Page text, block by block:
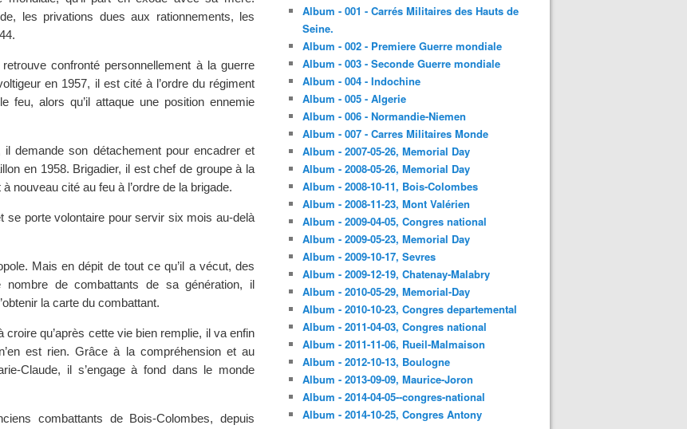
les privations dues aux rationnements, les
confronté personnellement à la guerre
en 1957, il est cité à l’ordre du régiment
feu, alors qu’il attaque une position ennemie
demande son détachement pour encadrer et
en 1958. Brigadier, il est chef de groupe à la
nouveau cité au feu à l’ordre de la brigade.
se porte volontaire pour servir six mois au-delà
Mais en dépit de tout ce qu’il a vécut, des
de combattants de sa génération, il
la carte du combattant.
qu’après cette vie bien remplie, il va enfin
est rien. Grâce à la compréhension et au
Claude, il s’engage à fond dans le monde
combattants de Bois-Colombes, depuis
Album - 001 - Carrés Militaires des Hauts de
Seine.
Album - 002 - Premiere Guerre mondiale
Album - 003 - Seconde Guerre mondiale
Album - 004 - Indochine
Album - 005 - Algerie
Album - 006 - Normandie-Niemen
Album - 007 - Carres Militaires Monde
Album - 2007-05-26, Memorial Day
Album - 2008-05-26, Memorial Day
Album - 2008-10-11, Bois-Colombes
Album - 2008-11-23, Mont Valérien
Album - 2009-04-05, Congres national
Album - 2009-05-23, Memorial Day
Album - 2009-10-17, Sevres
Album - 2009-12-19, Chatenay-Malabry
Album - 2010-05-29, Memorial-Day
Album - 2010-10-23, Congres departemental
Album - 2011-04-03, Congres national
Album - 2011-11-06, Rueil-Malmaison
Album - 2012-10-13, Boulogne
Album - 2013-09-09, Maurice-Joron
Album - 2014-04-05--congres-national
Album - 2014-10-25, Congres Antony